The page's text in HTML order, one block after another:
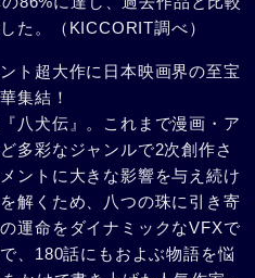
た。（KICCORIT調べ）
ト超大作に日本映画界の至宝
集結！
八犬伝』。これまで漫画・ア
多彩なジャンルで2次創作さ
ントに大きな影響を与え続け
解くため、八つの珠に引き寄
運命をダイナミックなVFXで
、180話にもおよぶ物語を悩